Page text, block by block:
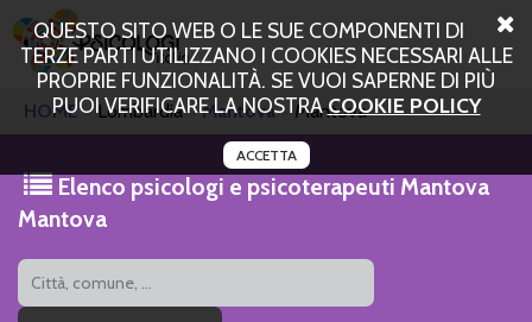
QUESTO SITO WEB O LE SUE COMPONENTI DI
TERZE PARTI UTILIZZANO I COOKIES NECESSARI ALLE
PROPRIE FUNZIONALITÀ. SE VUOI SAPERNE DI PIÙ
PUOI VERIFICARE LA NOSTRACOOKIE POLICY
ACCETTA
HOME Lombardia Mantova Mantova
Elenco psicologi e psicoterapeuti Mantova
Mantova